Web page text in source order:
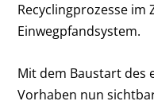
Recyclingprozesse im
Einwegpfandsystem.
Mit dem Baustart des
Vorhaben nun